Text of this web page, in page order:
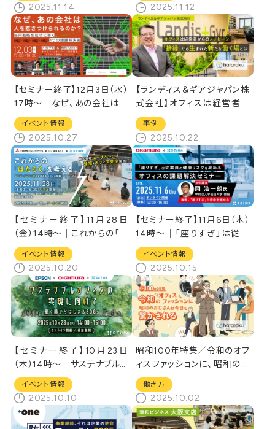
2025.11.14 2025.11.12
【セミナー終了】12月3日（水）
17時～｜なぜ、あの会社は人
を惹きつけられるのか？～採
用戦略を成功に導く4つの課
題解決策～[リアル・オンライ
ン同時開催]
イベント情報
2025.10.27
【ランディス＆ギアジャパン株
式会社】オフィスは経営者か
らのメッセージ/”接縁”から生
まれた新たな働く場とは
事例
2025.10.22
【セミナー終了】11月28日
（金）14時～│これからの「は
たらく」を考える～エンゲー
ジメント視点で考えるオフィ
ス移転・リニューアル～[リア
ル開催/オフィス見学実施]
イベント情報
2025.10.20
【セミナー終了】11月6日（木）
14時～｜「座りすぎ」は従業
員の健康リスクを高めるオフ
ィスの課題解決セミナー［オ
ンラインセミナー］
イベント情報
2025.10.15
【セミナー終了】10月23日
（木）14時～｜サステナブルオ
フィスの実現に向けて～働く
場からはじまるSDGs～［オン
ラインセミナー］
イベント情報
2025.10.10
昭和100年特集／令和のオフ
ィスファッションに、昭和のお
じさんは今日も驚かされる
働き方
2025.10.02